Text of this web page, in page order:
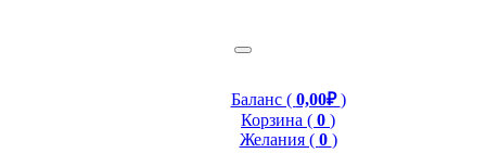
Баланс ( 0,00₽)
Корзина ( 0 )
Желания ( 0 )